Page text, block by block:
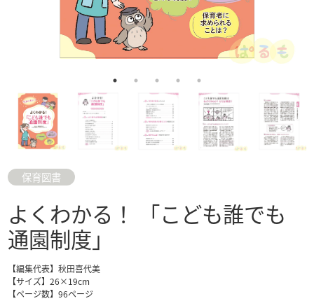
保育図書
よくわかる！ 「こども誰でも
通園制度」
【編集代表】秋田喜代美
【サイズ】26×19cm
【ページ数】96ページ